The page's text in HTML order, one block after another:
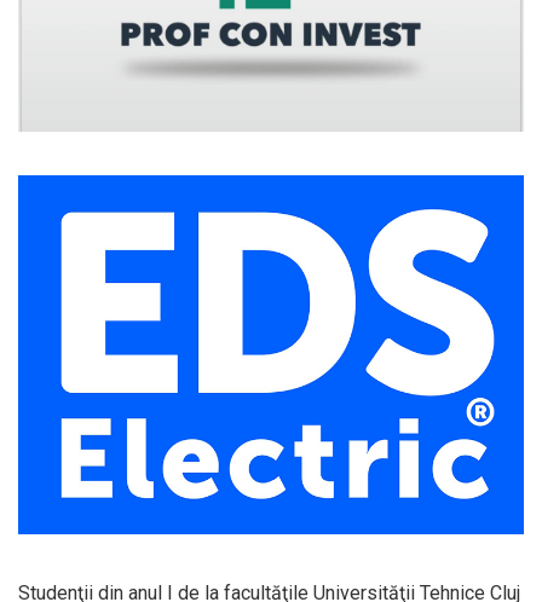
Studenţii din anul I de la facultăţile Universităţii Tehnice Cluj